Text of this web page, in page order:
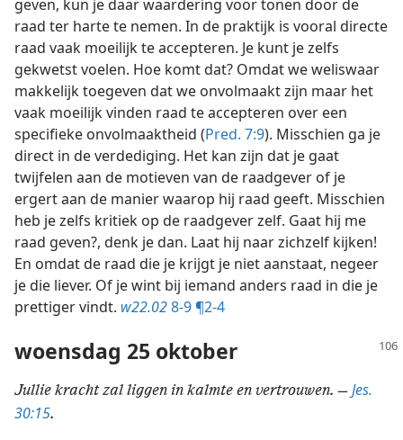
geven, kun je daar waardering voor tonen door de
raad ter harte te nemen. In de praktijk is vooral directe
raad vaak moeilijk te accepteren. Je kunt je zelfs
gekwetst voelen. Hoe komt dat? Omdat we weliswaar
makkelijk toegeven dat we onvolmaakt zijn maar het
vaak moeilijk vinden raad te accepteren over een
specifieke onvolmaaktheid (Pred. 7:9). Misschien ga je
direct in de verdediging. Het kan zijn dat je gaat
twijfelen aan de motieven van de raadgever of je
ergert aan de manier waarop hij raad geeft. Misschien
heb je zelfs kritiek op de raadgever zelf. Gaat hij me
raad geven?, denk je dan. Laat hij naar zichzelf kijken!
En omdat de raad die je krijgt je niet aanstaat, negeer
je die liever. Of je wint bij iemand anders raad in die je
prettiger vindt. w22.028-9 ¶2-4
woensdag 25 oktober
Jullie kracht zal liggen in kalmte en vertrouwen. — Jes.
30:15.